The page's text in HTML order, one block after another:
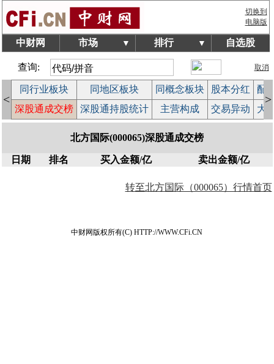
切换到
电脑版
中财网 市场 ▼ 排行 ▼ 自选股
查询: 取消
<
同行业板块 同地区板块 同概念板块 股本分红
配
深股通成交榜 深股通持股统计 主营构成 交易异动 大
>
北方国际(000065)深股通成交榜
日期 排名 买入金额/亿 卖出金额/亿
转至北方国际（000065）行情首页
中财网版权所有(C) HTTP://WWW.CFi.CN